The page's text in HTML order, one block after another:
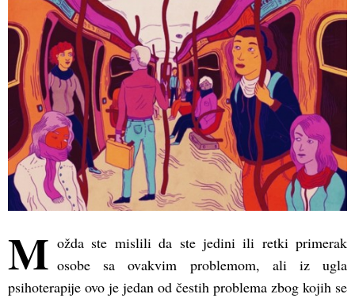
in
new
window)
in
new
window)
in
new
window)
M ožda ste mislili da ste jedini ili retki primerak
osobe sa ovakvim problemom, ali iz ugla
psihoterapije ovo je jedan od čestih problema zbog kojih se